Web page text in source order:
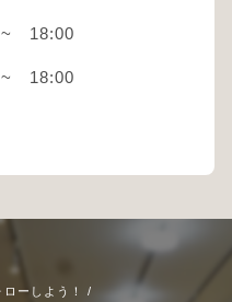
~ 18:00
~ 18:00
ーしよう！ /